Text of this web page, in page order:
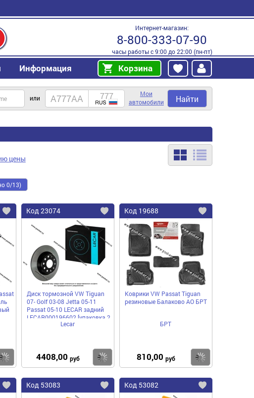
Интернет-магазин:
8-800-333-07-90
часы работы с 9:00 до 22:00 (пн-пт)
Информация Корзина
или
Мои
автомобили
Найти
цены
0/13)
Добавить
избранное
Купить
Код 23074
Добавить
избранное
Диск тормозной VW Tiguan
07- Golf 03-08 Jetta 05-11
Passat 05-10 LECAR задний
LECAR000196602 [упаковка 2
Lecar
4408,00 руб Купить
Код 19688
Коврики VW Passat Tiguan
резиновые Балаково АО БРТ
БРТ
810,00 руб
Добавить
Код 53083
Добавить
Код 53082